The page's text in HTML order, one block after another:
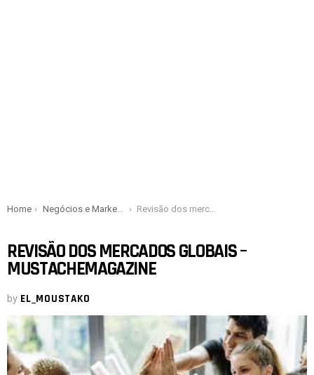
You are here:
Home Negócios e Marketing Revisão dos mercados globais – Mustachemagazine
REVISÃO DOS MERCADOS GLOBAIS –
MUSTACHEMAGAZINE
by EL_MOUSTAKO